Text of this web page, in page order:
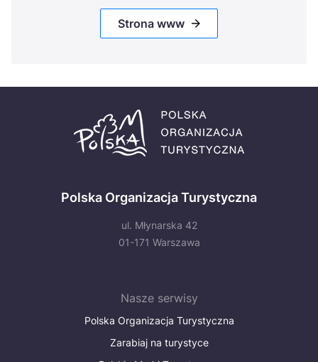
Strona www
Polska Organizacja Turystyczna
ul. Młynarska 42
01-171 Warszawa
Nasze serwisy
Polska Organizacja Turystyczna
Zarabiaj na turystyce